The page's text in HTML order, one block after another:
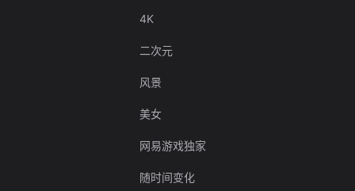
4K
二次元
风景
美女
网易游戏独家
随时间变化